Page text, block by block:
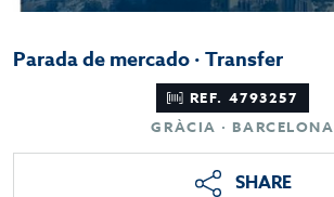
Parada de mercado · Transfer
REF. 4793257
GRÀCIA · BARCELONA
SHARE